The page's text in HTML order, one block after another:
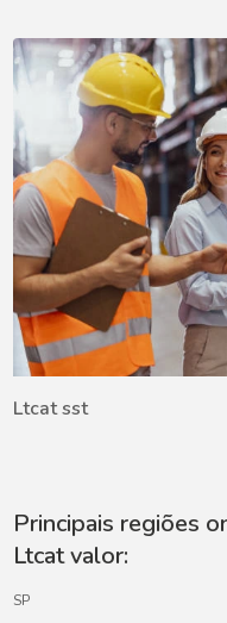
Ltcat sst
Principais regiões
Ltcat valor:
SP